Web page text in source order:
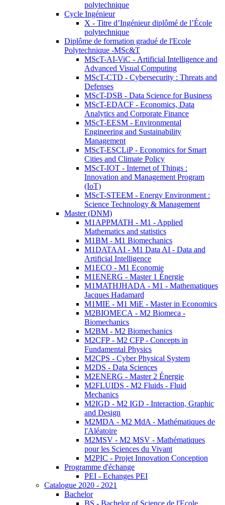
polytechnique
Cycle Ingénieur
X - Titre d’Ingénieur diplômé de l’École
polytechnique
Diplôme de formation gradué de l'Ecole
Polytechnique -MSc&T
MScT-AI-ViC - Artificial Intelligence and
Advanced Visual Computing
MScT-CTD - Cybersecurity : Threats and
Defenses
MScT-DSB - Data Science for Business
MScT-EDACF - Economics, Data
Analytics and Corporate Finance
MScT-EESM - Environmental
Engineering and Sustainability
Management
MScT-ESCLiP - Economics for Smart
Cities and Climate Policy
MScT-IOT - Internet of Things :
Innovation and Management Program
(IoT)
MScT-STEEM - Energy Environment :
Science Technology & Management
Master (DNM)
M1APPMATH - M1 - Applied
Mathematics and statistics
M1BM - M1 Biomechanics
M1DATAAI - M1 Data AI - Data and
Artificial Intelligence
M1ECO - M1 Economie
M1ENERG - Master 1 Énergie
M1MATHJHADA - M1 - Mathematiques
Jacques Hadamard
M1MIE - M1 MiE - Master in Economics
M2BIOMECA - M2 Biomeca -
Biomechanics
M2BM - M2 Biomechanics
M2CFP - M2 CFP - Concepts in
Fundamental Physics
M2CPS - Cyber Physical System
M2DS - Data Sciences
M2ENERG - Master 2 Énergie
M2FLUIDS - M2 Fluids - Fluid
Mechanics
M2IGD - M2 IGD - Interaction, Graphic
and Design
M2MDA - M2 MdA - Mathématiques de
l'Aléatoire
M2MSV - M2 MSV - Mathématiques
pour les Sciences du Vivant
M2PIC - Projet Innovation Conception
Programme d'échange
PEI - Echanges PEI
Catalogue 2020 - 2021
Bachelor
BS - Bachelor of Science de l'Ecole